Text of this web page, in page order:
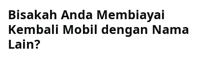
Bisakah Anda Membiayai
Kembali Mobil dengan Nama
Lain?